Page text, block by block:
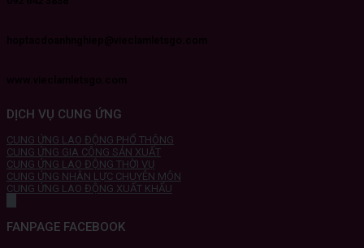
DỊCH VỤ CUNG ỨNG
CUNG ỨNG LAO ĐỘNG PHỔ THÔNG
CUNG ỨNG GIA CÔNG SẢN XUẤT
CUNG ỨNG LAO ĐỘNG THỜI VỤ
CUNG ỨNG NHÂN LỰC CHUYÊN MÔN
CUNG ỨNG LAO ĐỘNG XUẤT KHẨU
FANPAGE FACEBOOK